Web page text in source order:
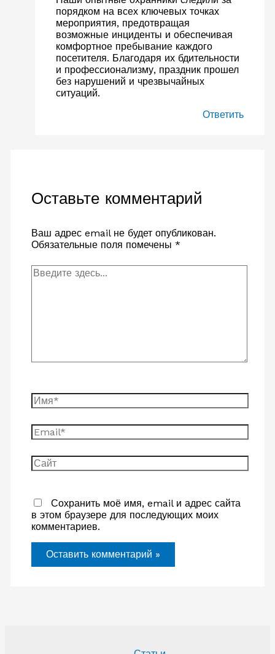
порядком на всех ключевых точках
мероприятия, предотвращая
возможные инциденты и обеспечивая
комфортное пребывание каждого
посетителя. Благодаря их бдительности
и профессионализму, праздник прошел
без нарушений и чрезвычайных
ситуаций.
Ответить
Оставьте комментарий
Ваш адрес email не будет опубликован.
Обязательные поля помечены *
Введите
здесь...
Имя*
Email*
Сайт
Сохранить моё имя, email и адрес сайта
в этом браузере для последующих моих
комментариев.